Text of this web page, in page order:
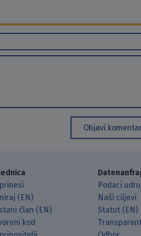
Objavi
(EN)
član (EN)
kod
Podaci
Naši ciljevi
Statut (EN)